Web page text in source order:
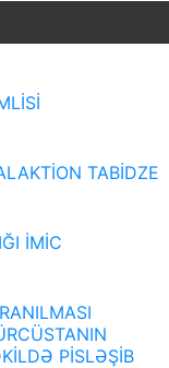
TABİDZE
İMİC
PİSLƏŞİB